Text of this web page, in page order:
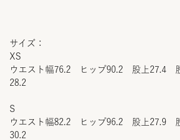
サイズ：
XS
ウエスト幅76.2 ヒップ90.2 股上27.4
28.2
S
ウエスト幅82.2 ヒップ96.2 股上27.9
30.2